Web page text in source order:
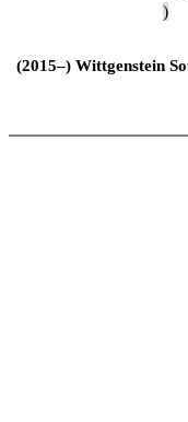
)
(2015–) Wittgenstein